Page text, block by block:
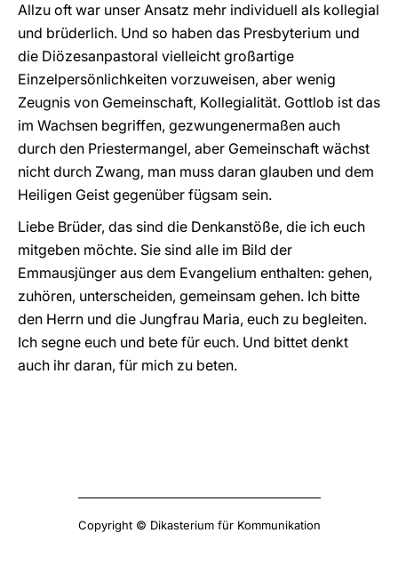
Allzu oft war unser Ansatz mehr individuell als kollegial
und brüderlich. Und so haben das Presbyterium und
die Diözesanpastoral vielleicht großartige
Einzelpersönlichkeiten vorzuweisen, aber wenig
Zeugnis von Gemeinschaft, Kollegialität. Gottlob ist das
im Wachsen begriffen, gezwungenermaßen auch
durch den Priestermangel, aber Gemeinschaft wächst
nicht durch Zwang, man muss daran glauben und dem
Heiligen Geist gegenüber fügsam sein.
Liebe Brüder, das sind die Denkanstöße, die ich euch
mitgeben möchte. Sie sind alle im Bild der
Emmausjünger aus dem Evangelium enthalten: gehen,
zuhören, unterscheiden, gemeinsam gehen. Ich bitte
den Herrn und die Jungfrau Maria, euch zu begleiten.
Ich segne euch und bete für euch. Und bittet denkt
auch ihr daran, für mich zu beten.
Copyright © Dikasterium für Kommunikation